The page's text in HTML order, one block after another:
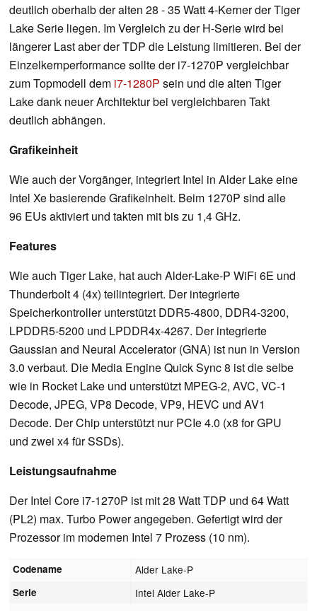
deutlich oberhalb der alten 28 - 35 Watt 4-Kerner der Tiger
Lake Serie liegen. Im Vergleich zu der H-Serie wird bei
längerer Last aber der TDP die Leistung limitieren. Bei der
Einzelkernperformance sollte der i7-1270P vergleichbar
zum Topmodell dem i7-1280P sein und die alten Tiger
Lake dank neuer Architektur bei vergleichbaren Takt
deutlich abhängen.
Grafikeinheit
Wie auch der Vorgänger, integriert Intel in Alder Lake eine
Intel Xe basierende Grafikeinheit. Beim 1270P sind alle
96 EUs aktiviert und takten mit bis zu 1,4 GHz.
Features
Wie auch Tiger Lake, hat auch Alder-Lake-P WiFi 6E und
Thunderbolt 4 (4x) teilintegriert. Der integrierte
Speicherkontroller unterstützt DDR5-4800, DDR4-3200,
LPDDR5-5200 und LPDDR4x-4267. Der integrierte
Gaussian and Neural Accelerator (GNA) ist nun in Version
3.0 verbaut. Die Media Engine Quick Sync 8 ist die selbe
wie in Rocket Lake und unterstützt MPEG-2, AVC, VC-1
Decode, JPEG, VP8 Decode, VP9, HEVC und AV1
Decode. Der Chip unterstützt nur PCIe 4.0 (x8 for GPU
und zwei x4 für SSDs).
Leistungsaufnahme
Der Intel Core i7-1270P ist mit 28 Watt TDP und 64 Watt
(PL2) max. Turbo Power angegeben. Gefertigt wird der
Prozessor im modernen Intel 7 Prozess (10 nm).
Codename Alder Lake-P
Serie Intel Alder Lake-P